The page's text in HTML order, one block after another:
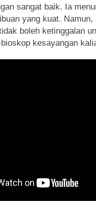
sangat baik. Ia
yang kuat.
boleh ketinggalan
kesayangan